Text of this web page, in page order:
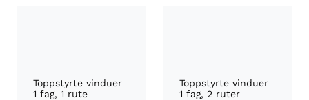
Toppstyrte vinduer
1 fag, 1 rute
Toppstyrte vinduer
1 fag, 2 ruter